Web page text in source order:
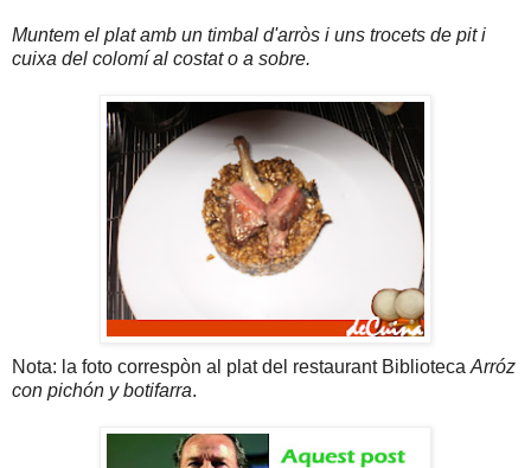
Muntem el plat amb un timbal d'arròs i uns trocets de pit i
cuixa del colomí al costat o a sobre.
Nota: la foto correspòn al plat del restaurant Biblioteca Arróz
con pichón y botifarra.